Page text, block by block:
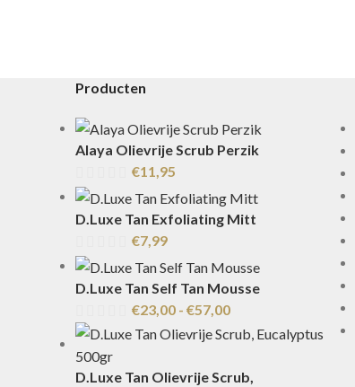
Producten
Alaya Olievrije Scrub Perzik
€11,95
D.Luxe Tan Exfoliating Mitt
€7,99
D.Luxe Tan Self Tan Mousse
€23,00 - €57,00
D.Luxe Tan Olievrije Scrub,